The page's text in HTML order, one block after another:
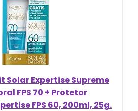
Solar Expertise Supreme
FPS 70 + Protetor
FPS 60, 200ml, 25g.